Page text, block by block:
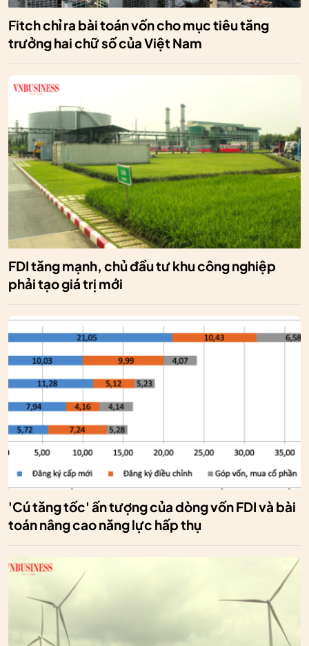
Fitch chỉ ra bài toán vốn cho mục tiêu tăng
trưởng hai chữ số của Việt Nam
FDI tăng mạnh, chủ đầu tư khu công nghiệp
phải tạo giá trị mới
'Cú tăng tốc' ấn tượng của dòng vốn FDI và bài
toán nâng cao năng lực hấp thụ